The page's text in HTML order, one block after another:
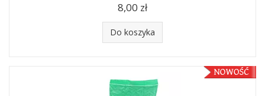
8,00 zł
Do koszyka